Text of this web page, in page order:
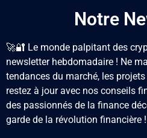
Notre
🚀🔐 Le monde palpitant des
newsletter hebdomadaire ! Ne
tendances du marché, les
restez à jour avec nos conseils
des passionnés de la finance
garde de la révolution financière